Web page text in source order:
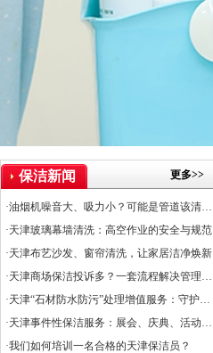
保洁新闻 更多>>
·油烟机噪音大、吸力小？可能是管道该清洗了
·天津玻璃幕墙清洗：高空作业的安全与规范
·天津布艺沙发、窗帘清洗，让家居洁净焕新
·天津商场保洁投诉多？一套流程解决管理难题
·天津“石材防水防污”处理增值服务：守护石材之美，提升空间价值
·天津事件性保洁服务：展会、庆典、活动的专业保障
·我们如何培训一名合格的天津保洁员？